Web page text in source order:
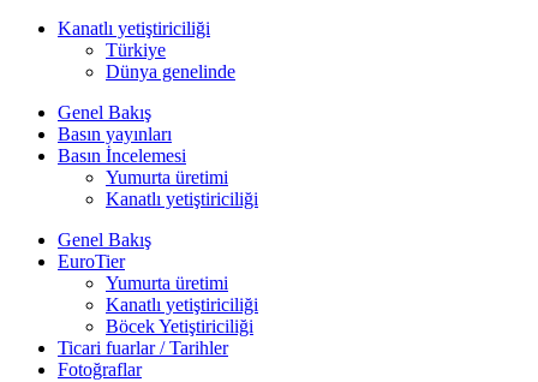
Kanatlı yetiştiriciliği
Türkiye
Dünya genelinde
Genel Bakış
Basın yayınları
Basın İncelemesi
Yumurta üretimi
Kanatlı yetiştiriciliği
Genel Bakış
EuroTier
Yumurta üretimi
Kanatlı yetiştiriciliği
Böcek Yetiştiriciliği
Ticari fuarlar / Tarihler
Fotoğraflar